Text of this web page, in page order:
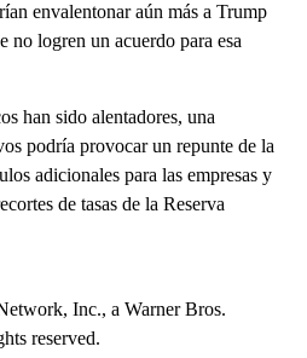
envalentonar aún más a Trump
no logren un acuerdo para esa
han sido alentadores, una
podría provocar un repunte de la
adicionales para las empresas y
de tasas de la Reserva
Inc., a Warner Bros.
reserved.